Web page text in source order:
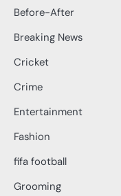
Before-After
Breaking News
Cricket
Crime
Entertainment
Fashion
fifa football
Grooming